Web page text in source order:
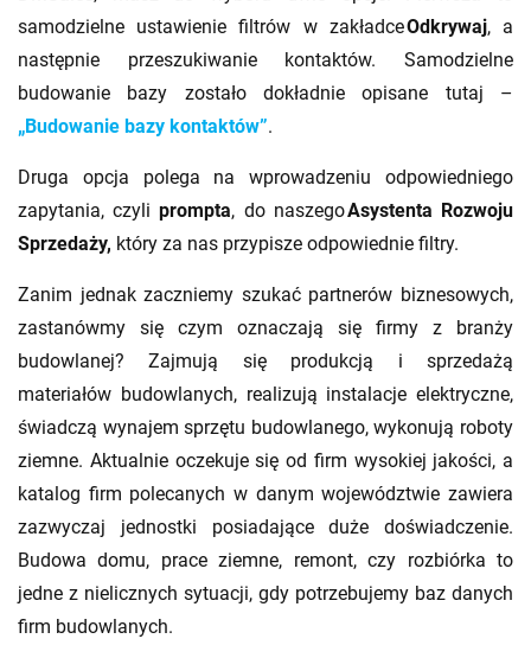
samodzielne ustawienie filtrów w zakładceOdkrywaj, a
następnie przeszukiwanie kontaktów. Samodzielne
budowanie bazy zostało dokładnie opisane tutaj –
„Budowanie bazy kontaktów”.
Druga opcja polega na wprowadzeniu odpowiedniego
zapytania, czyliprompta, do naszegoAsystenta Rozwoju
Sprzedaży, który za nas przypisze odpowiednie filtry.
Zanim jednak zaczniemy szukać partnerów biznesowych,
zastanówmy się czym oznaczają się firmy z branży
budowlanej? Zajmują się produkcją i sprzedażą
materiałów budowlanych, realizują instalacje elektryczne,
świadczą wynajem sprzętu budowlanego, wykonują roboty
ziemne. Aktualnie oczekuje się od firm wysokiej jakości, a
katalog firm polecanych w danym województwie zawiera
zazwyczaj jednostki posiadające duże doświadczenie.
Budowa domu, prace ziemne, remont, czy rozbiórka to
jedne z nielicznych sytuacji, gdy potrzebujemy baz danych
firm budowlanych.